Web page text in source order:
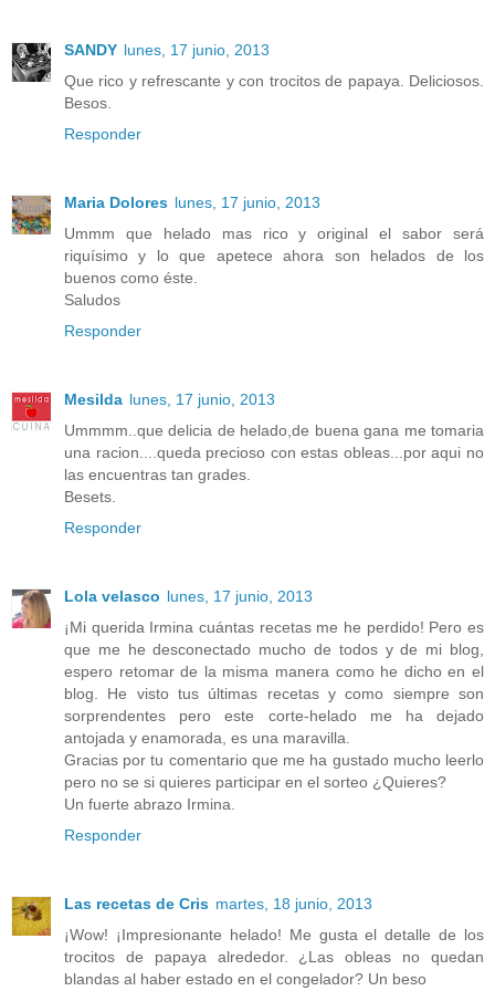
SANDY lunes, 17 junio, 2013
Que rico y refrescante y con trocitos de papaya. Deliciosos.
Besos.
Responder
Maria Dolores lunes, 17 junio, 2013
Ummm que helado mas rico y original el sabor será
riquísimo y lo que apetece ahora son helados de los
buenos como éste.
Saludos
Responder
Mesilda lunes, 17 junio, 2013
Ummmm..que delicia de helado,de buena gana me tomaria
una racion....queda precioso con estas obleas...por aqui no
las encuentras tan grades.
Besets.
Responder
Lola velasco lunes, 17 junio, 2013
¡Mi querida Irmina cuántas recetas me he perdido! Pero es
que me he desconectado mucho de todos y de mi blog,
espero retomar de la misma manera como he dicho en el
blog. He visto tus últimas recetas y como siempre son
sorprendentes pero este corte-helado me ha dejado
antojada y enamorada, es una maravilla.
Gracias por tu comentario que me ha gustado mucho leerlo
pero no se si quieres participar en el sorteo ¿Quieres?
Un fuerte abrazo Irmina.
Responder
Las recetas de Cris martes, 18 junio, 2013
¡Wow! ¡Impresionante helado! Me gusta el detalle de los
trocitos de papaya alrededor. ¿Las obleas no quedan
blandas al haber estado en el congelador? Un beso